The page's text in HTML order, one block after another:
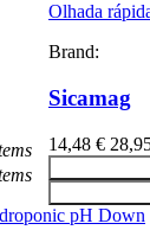
Olhada
Brand:
Sicamag
14,48 €